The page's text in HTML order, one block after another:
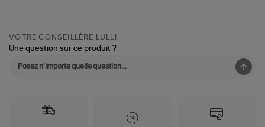
VOTRE CONSEILLÈRE LULLI
Une question sur ce produit ?